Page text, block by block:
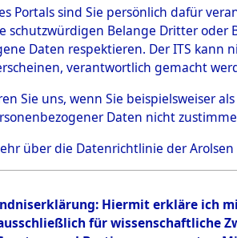
aus
Portals sind Sie persönlich dafür
schutzwürdigen Belange Dritter
Daten respektieren. Der ITS
verantwortlich gemacht
Sie uns, wenn Sie beispielsweiser
Daten nicht
über die Datenrichtlinie der Arolsen
Hiermit erkläre ich
für wissenschaftliche